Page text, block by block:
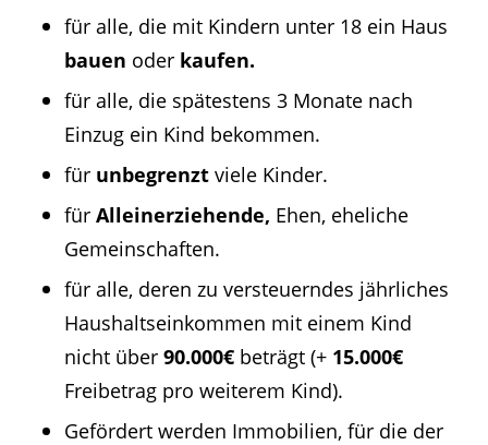
für alle, die mit Kindern unter 18 ein Haus
bauen oder kaufen.
für alle, die spätestens 3 Monate nach
Einzug ein Kind bekommen.
für unbegrenztviele Kinder.
für Alleinerziehende, Ehen, eheliche
Gemeinschaften.
für alle, deren zu versteuerndes jährliches
Haushaltseinkommen mit einem Kind
nicht über 90.000€beträgt (+ 15.000€
Freibetrag pro weiterem Kind).
Gefördert werden Immobilien, für die der